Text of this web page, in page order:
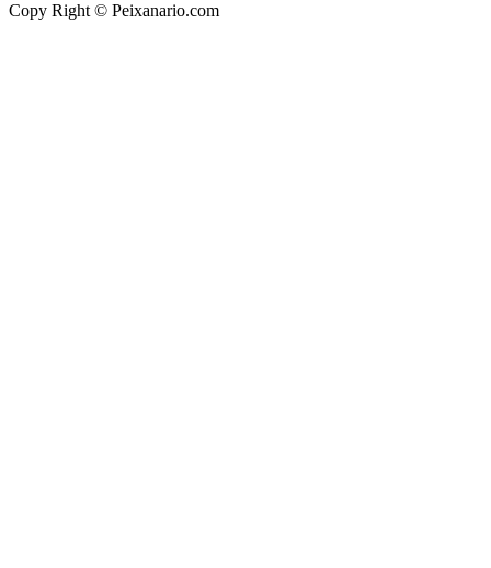
Copy Right © Peixanario.com